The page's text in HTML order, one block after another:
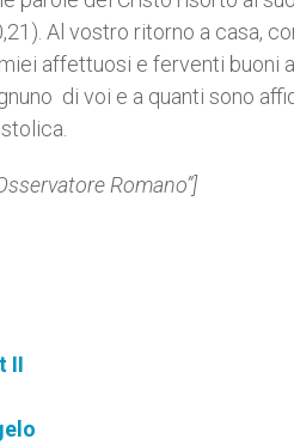
Al vostro ritorno a casa,
affettuosi e ferventi buoni
di voi e a quanti sono
Romano”]
II